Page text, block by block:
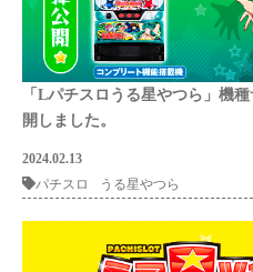
「Lパチスロうる星やつら」機
開しました。
2024.02.13
パチスロ
うる星やつら